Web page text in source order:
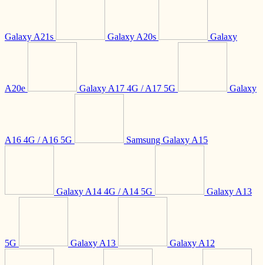
Galaxy A21s Galaxy A20s Galaxy
A20e Galaxy A17 4G / A17 5G Galaxy
A16 4G / A16 5G Samsung Galaxy A15
Galaxy A14 4G / A14 5G Galaxy A13
5G Galaxy A13 Galaxy A12